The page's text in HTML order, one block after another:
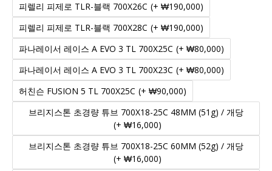
피렐리 피제로 TLR-블랙 700X26C (+ ₩190,000)
피렐리 피제로 TLR-블랙 700X28C (+ ₩190,000)
파나레이서 레이스 A EVO 3 TL 700X25C (+ ₩80,000)
파나레이서 레이스 A EVO 3 TL 700X23C (+ ₩80,000)
허친슨 FUSION 5 TL 700X25C (+ ₩90,000)
브리지스톤 초경량 튜브 700X18-25C 48MM (51g) / 개당
(+ ₩16,000)
브리지스톤 초경량 튜브 700X18-25C 60MM (52g) / 개당
(+ ₩16,000)